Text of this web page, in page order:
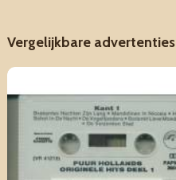
Vergelijkbare advertenties